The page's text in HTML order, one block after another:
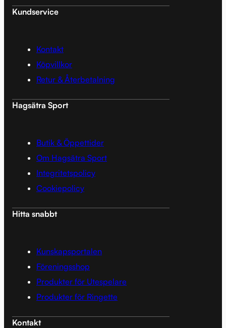
Kundservice
Kontakt
Köpvillkor
Retur & Återbetalning
Hagsätra Sport
Butik & Öppettider
Om Hagsätra Sport
Integritetspolicy
Cookiepolicy
Hitta snabbt
Kunskapsportalen
Föreningsshop
Produkter för Utespelare
Produkter för Ringette
Kontakt